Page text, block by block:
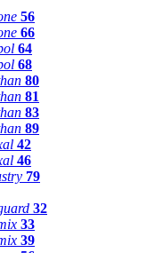
56
66
64
68
80
81
83
89
42
46
79
32
33
39